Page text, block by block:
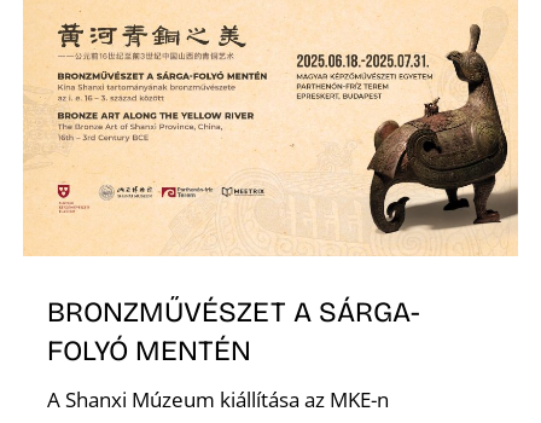
BRONZMŰVÉSZET A SÁRGA-
FOLYÓ MENTÉN
A Shanxi Múzeum kiállítása az MKE-n